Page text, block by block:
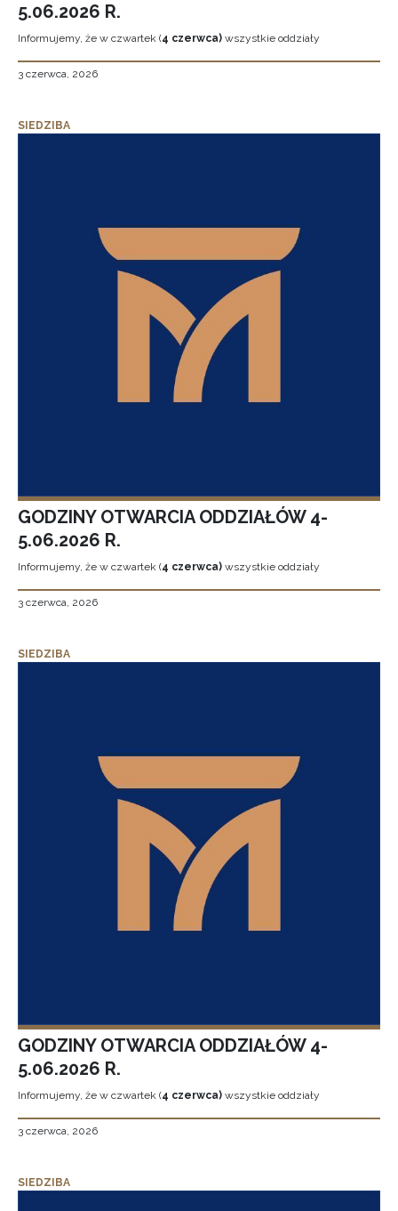
5.06.2026 R.
Informujemy, że w czwartek (4 czerwca) wszystkie oddziały
3 czerwca, 2026
SIEDZIBA
GODZINY OTWARCIA ODDZIAŁÓW 4-
5.06.2026 R.
Informujemy, że w czwartek (4 czerwca) wszystkie oddziały
3 czerwca, 2026
SIEDZIBA
GODZINY OTWARCIA ODDZIAŁÓW 4-
5.06.2026 R.
Informujemy, że w czwartek (4 czerwca) wszystkie oddziały
3 czerwca, 2026
SIEDZIBA